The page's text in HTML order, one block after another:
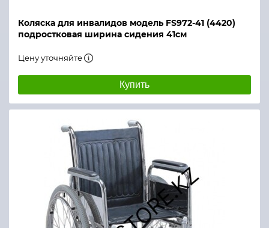
Коляска для инвалидов модель FS972-41 (4420)
подростковая ширина сидения 41см
Цену уточняйте
Купить